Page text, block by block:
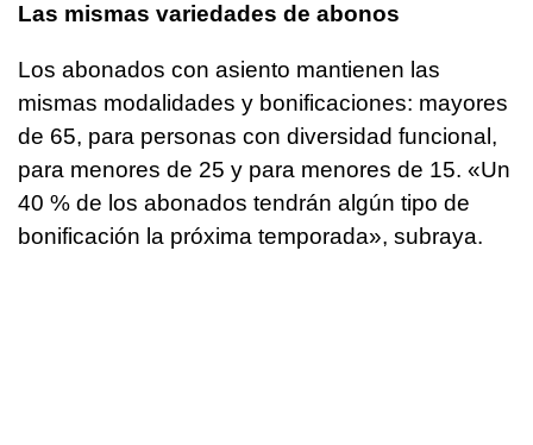
Las mismas variedades de abonos
Los abonados con asiento mantienen las
mismas modalidades y bonificaciones: mayores
de 65, para personas con diversidad funcional,
para menores de 25 y para menores de 15. «Un
40 % de los abonados tendrán algún tipo de
bonificación la próxima temporada», subraya.